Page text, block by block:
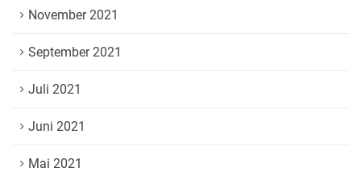
November 2021
September 2021
Juli 2021
Juni 2021
Mai 2021